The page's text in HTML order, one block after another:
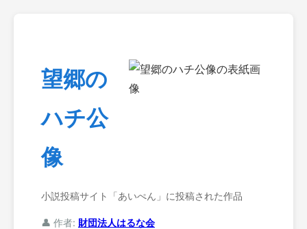
望郷の
ハチ公
像
小説投稿サイト「あいぺん」に投稿された作品
👤 作者: 財団法人はるな会